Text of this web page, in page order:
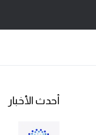
أحدث الأخبار